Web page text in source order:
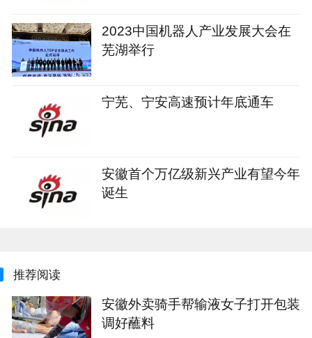
2023中国机器人产业发展大会在
芜湖举行
宁芜、宁安高速预计年底通车
安徽首个万亿级新兴产业有望今年
诞生
推荐阅读
安徽外卖骑手帮输液女子打开包装
调好蘸料